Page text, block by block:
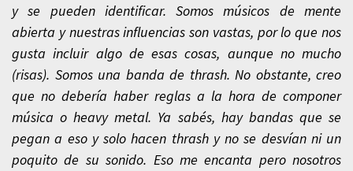
y se pueden identificar. Somos músicos de mente
abierta y nuestras influencias son vastas, por lo que nos
gusta incluir algo de esas cosas, aunque no mucho
(risas). Somos una banda de thrash. No obstante, creo
que no debería haber reglas a la hora de componer
música o heavy metal. Ya sabés, hay bandas que se
pegan a eso y solo hacen thrash y no se desvían ni un
poquito de su sonido. Eso me encanta pero nosotros